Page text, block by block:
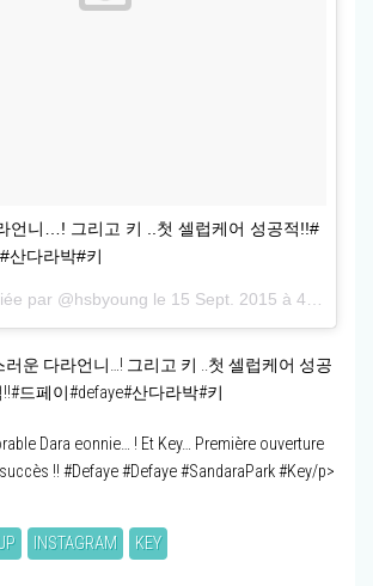
언니…! 그리고 키 ..첫 셀럽케어 성공적!!#
산다라박#키
par @hsbyoung le 15 Sept. 2015 à 4h19 PDT
러운 다라언니…! 그리고 키 ..첫 셀럽케어 성공
!!#드페이#defaye#산다라박#키
Dara eonnie… ! Et Key… Première ouverture
!! #Defaye #Defaye #SandaraPark #Key/p>
INSTAGRAM KEY